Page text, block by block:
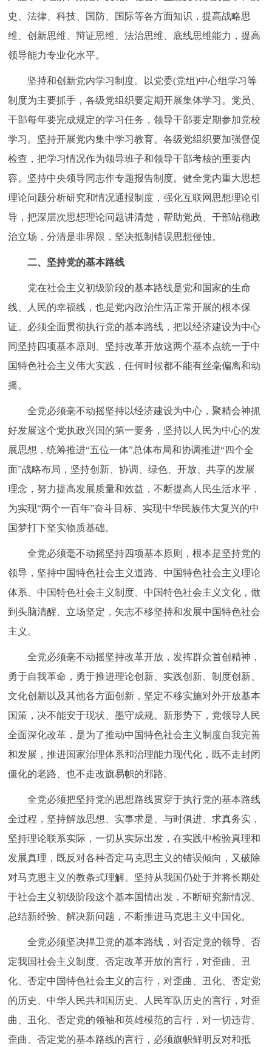
史、法律、科技、国防、国际等各方面知识，提高战略思
维、创新思维、辩证思维、法治思维、底线思维能力，提高
领导能力专业化水平。
坚持和创新党内学习制度。以党委(党组)中心组学习等
制度为主要抓手，各级党组织要定期开展集体学习。党员、
干部每年要完成规定的学习任务，领导干部要定期参加党校
学习。坚持开展党内集中学习教育。各级党组织要加强督促
检查，把学习情况作为领导班子和领导干部考核的重要内
容。坚持中央领导同志作专题报告制度。健全党内重大思想
理论问题分析研究和情况通报制度，强化互联网思想理论引
导，把深层次思想理论问题讲清楚，帮助党员、干部站稳政
治立场，分清是非界限，坚决抵制错误思想侵蚀。
二、坚持党的基本路线
党在社会主义初级阶段的基本路线是党和国家的生命
线、人民的幸福线，也是党内政治生活正常开展的根本保
证。必须全面贯彻执行党的基本路线，把以经济建设为中心
同坚持四项基本原则、坚持改革开放这两个基本点统一于中
国特色社会主义伟大实践，任何时候都不能有丝毫偏离和动
摇。
全党必须毫不动摇坚持以经济建设为中心，聚精会神抓
好发展这个党执政兴国的第一要务，坚持以人民为中心的发
展思想，统筹推进“五位一体”总体布局和协调推进“四个全
面”战略布局，坚持创新、协调、绿色、开放、共享的发展
理念，努力提高发展质量和效益，不断提高人民生活水平，
为实现“两个一百年”奋斗目标、实现中华民族伟大复兴的中
国梦打下坚实物质基础。
全党必须毫不动摇坚持四项基本原则，根本是坚持党的
领导，坚持中国特色社会主义道路、中国特色社会主义理论
体系、中国特色社会主义制度、中国特色社会主义文化，做
到头脑清醒、立场坚定，矢志不移坚持和发展中国特色社会
主义。
全党必须毫不动摇坚持改革开放，发挥群众首创精神，
勇于自我革命，勇于推进理论创新、实践创新、制度创新、
文化创新以及其他各方面创新，坚定不移实施对外开放基本
国策，决不能安于现状、墨守成规。新形势下，党领导人民
全面深化改革，是为了推动中国特色社会主义制度自我完善
和发展，推进国家治理体系和治理能力现代化，既不走封闭
僵化的老路、也不走改旗易帜的邪路。
全党必须把坚持党的思想路线贯穿于执行党的基本路线
全过程，坚持解放思想、实事求是、与时俱进、求真务实，
坚持理论联系实际，一切从实际出发，在实践中检验真理和
发展真理，既反对各种否定马克思主义的错误倾向，又破除
对马克思主义的教条式理解。坚持从我国仍处于并将长期处
于社会主义初级阶段这个基本国情出发，不断研究新情况、
总结新经验、解决新问题，不断推进马克思主义中国化。
全党必须坚决捍卫党的基本路线，对否定党的领导、否
定我国社会主义制度、否定改革开放的言行，对歪曲、丑
化、否定中国特色社会主义的言行，对歪曲、丑化、否定党
的历史、中华人民共和国历史、人民军队历史的言行，对歪
曲、丑化、否定党的领袖和英雄模范的言行，对一切违背、
歪曲、否定党的基本路线的言行，必须旗帜鲜明反对和抵